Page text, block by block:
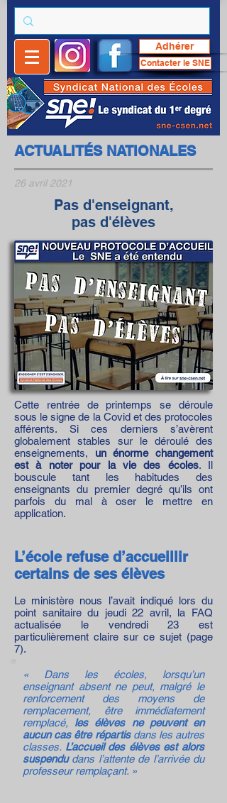
Adhérer
Contacter le SNE
ACTUALITÉS NATIONALES
26 avril 2021
Pas d'enseignant,
pas d'élèves
Cette rentrée de printemps se déroule
sous le signe de la Covid et des protocoles
afférents. Si ces derniers s’avèrent
globalement stables sur le déroulé des
enseignements, un énorme changement
est à noter pour la vie des écoles. Il
bouscule tant les habitudes des
enseignants du premier degré qu’ils ont
parfois du mal à oser le mettre en
application.
L’école refuse d’accueillir
certains de ses élèves
Le ministère nous l’avait indiqué lors du
point sanitaire du jeudi 22 avril, la FAQ
actualisée le vendredi 23 est
particulièrement claire sur ce sujet (page
7).
« Dans les écoles, lorsqu’un
enseignant absent ne peut, malgré le
renforcement des moyens de
remplacement, être immédiatement
remplacé, les élèves ne peuvent en
aucun cas être répartisdans les autres
classes. L’accueil des élèves est alors
suspendudans l’attente de l’arrivée du
professeur remplaçant. »